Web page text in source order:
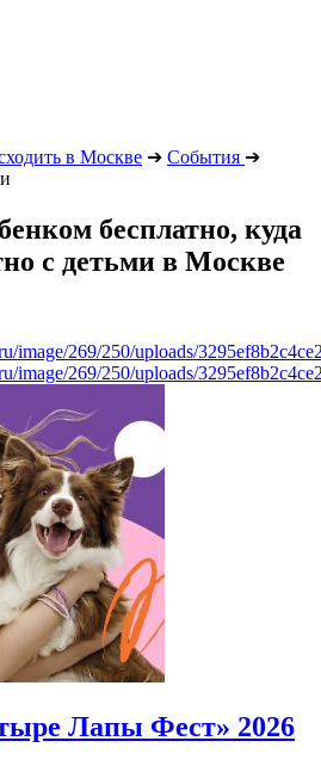
в Москве ➔ События ➔
бесплатно, куда
с детьми в Москве
image/269/250/uploads/
image/269/250/uploads/
Лапы Фест» 2026